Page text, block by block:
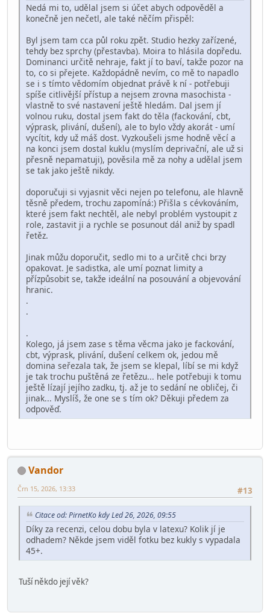
Nedá mi to, udělal jsem si účet abych odpověděl a
konečně jen nečetl, ale také něčím přispěl:
Byl jsem tam cca půl roku zpět. Studio hezky zařízené,
tehdy bez sprchy (přestavba). Moira to hlásila dopředu.
Dominanci určitě nehraje, fakt jí to baví, takže pozor na
to, co si přejete. Každopádně nevím, co mě to napadlo
se i s tímto vědomím objednat právě k ní - potřebuji
spíše citlivější přístup a nejsem zrovna masochista -
vlastně to své nastavení ještě hledám. Dal jsem jí
volnou ruku, dostal jsem fakt do těla (fackování, cbt,
výprask, plivání, dušení), ale to bylo vždy akorát - umí
vycítit, kdy už máš dost. Vyzkoušeli jsme hodně věcí a
na konci jsem dostal kuklu (myslím deprivační, ale už si
přesně nepamatuji), pověsila mě za nohy a udělal jsem
se tak jako ještě nikdy.
doporučuji si vyjasnit věci nejen po telefonu, ale hlavně
těsně předem, trochu zapomíná:) Přišla s cévkováním,
které jsem fakt nechtěl, ale nebyl problém vystoupit z
role, zastavit ji a rychle se posunout dál aniž by spadl
řetěz.
Jinak můžu doporučit, sedlo mi to a určitě chci brzy
opakovat. Je sadistka, ale umí poznat limity a
přízpůsobit se, takže ideální na posouvání a objevování
hranic.
.
.
.
Kolego, já jsem zase s těma věcma jako je fackování,
cbt, výprask, plivání, dušení celkem ok, jedou mě
domina seřezala tak, že jsem se klepal, líbí se mi když
je tak trochu puštěná ze řetězu... hele potřebuji k tomu
ještě lízají jejího zadku, tj. až je to sedání ne obličej, či
jinak... Myslíš, že one se s tím ok? Děkuji předem za
odpověď.
Vandor
#13
Črn 15, 2026, 13:33
Citace od: PirnetKo kdy Led 26, 2026, 09:55
Díky za recenzi, celou dobu byla v latexu? Kolik jí je
odhadem? Někde jsem viděl fotku bez kukly s vypadala
45+.
Tuší někdo její věk?